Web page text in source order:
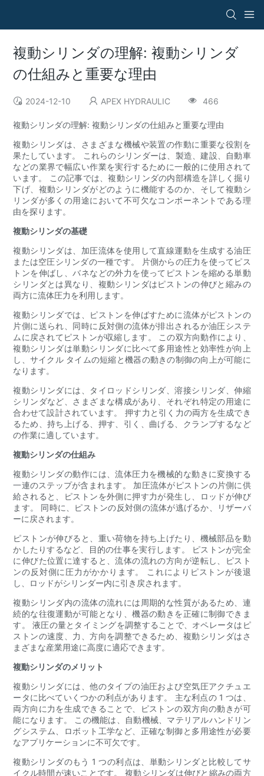
複動シリンダの理解: 複動シリンダ
の仕組みと重要な理由
2024-12-10 APEX HYDRAULIC 466
複動シリンダの理解: 複動シリンダの仕組みと重要な理由
複動シリンダは、さまざまな機械や装置の作動に重要な役割を
果たしています。 これらのシリンダーは、製造、建設、自動車
などの業界で幅広い作業を実行するために一般的に使用されて
います。 この記事では、複動シリンダの内部構造を詳しく掘り
下げ、複動シリンダがどのように機能するのか、そして複動シ
リンダが多くの用途において不可欠なコンポーネントである理
由を探ります。
複動シリンダの基礎
複動シリンダは、加圧流体を使用して直線運動を生成する油圧
または空圧シリンダの一種です。 片側からの圧力を使ってピス
トンを伸ばし、バネなどの外力を使ってピストンを縮める単動
シリンダとは異なり、複動シリンダはピストンの伸びと縮みの
両方に流体圧力を利用します。
複動シリンダでは、ピストンを伸ばすために流体がピストンの
片側に送られ、同時に反対側の流体が排出されるか油圧システ
ムに戻されてピストンが収縮します。 この双方向動作により、
複動シリンダは単動シリンダに比べて多用途性と効率性が向上
し、サイクル タイムの短縮と機器の動きの制御の向上が可能に
なります。
複動シリンダには、タイロッドシリンダ、溶接シリンダ、伸縮
シリンダなど、さまざまな構成があり、それぞれ特定の用途に
合わせて設計されています。 押す力と引く力の両方を生成でき
るため、持ち上げる、押す、引く、曲げる、クランプするなど
の作業に適しています。
複動シリンダの仕組み
複動シリンダの動作には、流体圧力を機械的な動きに変換する
一連のステップが含まれます。 加圧流体がピストンの片側に供
給されると、ピストンを外側に押す力が発生し、ロッドが伸び
ます。 同時に、ピストンの反対側の流体が逃げるか、リザーバ
ーに戻されます。
ピストンが伸びると、重い荷物を持ち上げたり、機械部品を動
かしたりするなど、目的の仕事を実行します。 ピストンが完全
に伸びた位置に達すると、流体の流れの方向が逆転し、ピスト
ンの反対側に圧力がかかります。 これによりピストンが後退
し、ロッドがシリンダー内に引き戻されます。
複動シリンダ内の流体の流れには周期的な性質があるため、連
続的な往復運動が可能となり、機器の動きを正確に制御できま
す。 液圧の量とタイミングを調整することで、オペレータはピ
ストンの速度、力、方向を調整できるため、複動シリンダはさ
まざまな産業用途に高度に適応できます。
複動シリンダのメリット
複動シリンダには、他のタイプの油圧および空気圧アクチュエ
ータに比べていくつかの利点があります。 主な利点の 1 つは、
両方向に力を生成できることで、ピストンの双方向の動きが可
能になります。 この機能は、自動機械、マテリアルハンドリン
グシステム、ロボット工学など、正確な制御と多用途性が必要
なアプリケーションに不可欠です。
複動シリンダのもう 1 つの利点は、単動シリンダと比較してサ
イクル時間が速いことです。 複動シリンダは伸びと縮みの両方